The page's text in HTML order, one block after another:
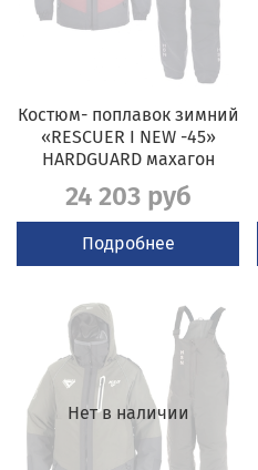
Костюм- поплавок зимний
«RESCUER I NEW -45»
HARDGUARD махагон
24 203 руб
Подробнее
Нет в наличии